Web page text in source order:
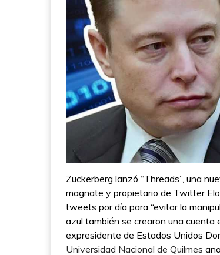
Zuckerberg lanzó “Threads”, una
magnate y propietario de Twitter
tweets por día para “evitar la
azul también se crearon una cuenta
expresidente de Estados Unidos
Universidad Nacional de Quilmes